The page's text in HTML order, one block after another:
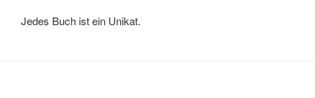
Jedes Buch ist ein Unikat.